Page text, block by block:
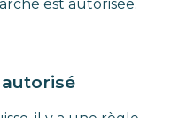
est autorisée.